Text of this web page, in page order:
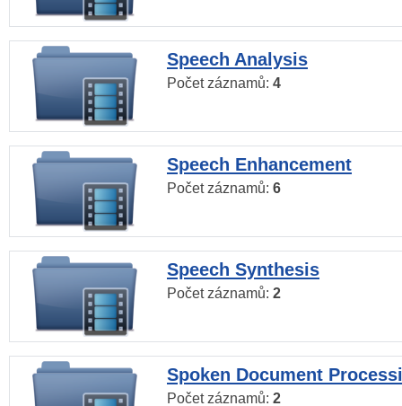
Speech Analysis
Počet záznamů: 4
Speech Enhancement
Počet záznamů: 6
Speech Synthesis
Počet záznamů: 2
Spoken Document
Počet záznamů: 2